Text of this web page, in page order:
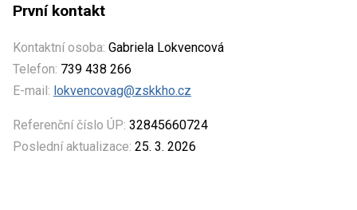
První kontakt
Kontaktní osoba: Gabriela Lokvencová
Telefon: 739 438 266
E-mail: lokvencovag@zskkho.cz
Referenční číslo ÚP: 32845660724
Poslední aktualizace: 25. 3. 2026